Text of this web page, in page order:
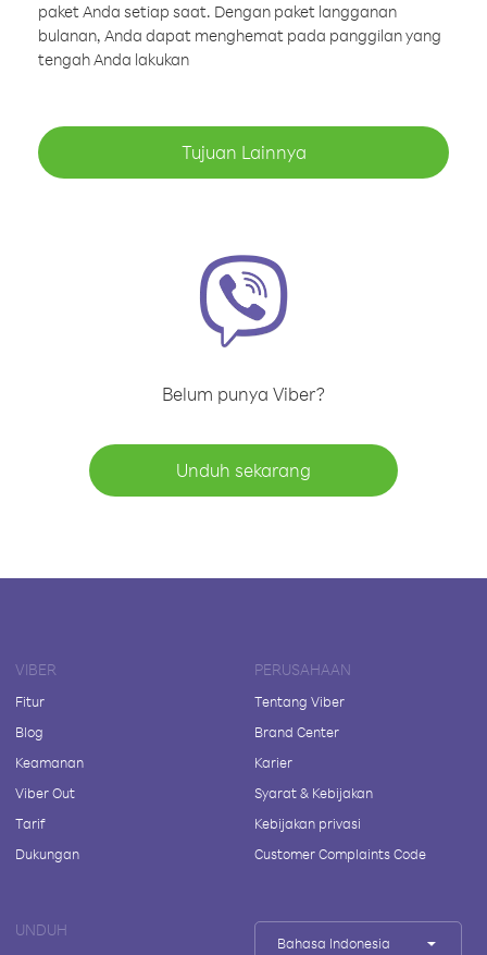
paket Anda setiap saat. Dengan paket langganan
bulanan, Anda dapat menghemat pada panggilan yang
tengah Anda lakukan
Tujuan Lainnya
Belum punya Viber?
Unduh sekarang
VIBER
Fitur
Blog
Keamanan
Viber Out
Tarif
Dukungan
PERUSAHAAN
Tentang Viber
Brand Center
Karier
Syarat & Kebijakan
Kebijakan privasi
Customer Complaints Code
UNDUH
Bahasa Indonesia